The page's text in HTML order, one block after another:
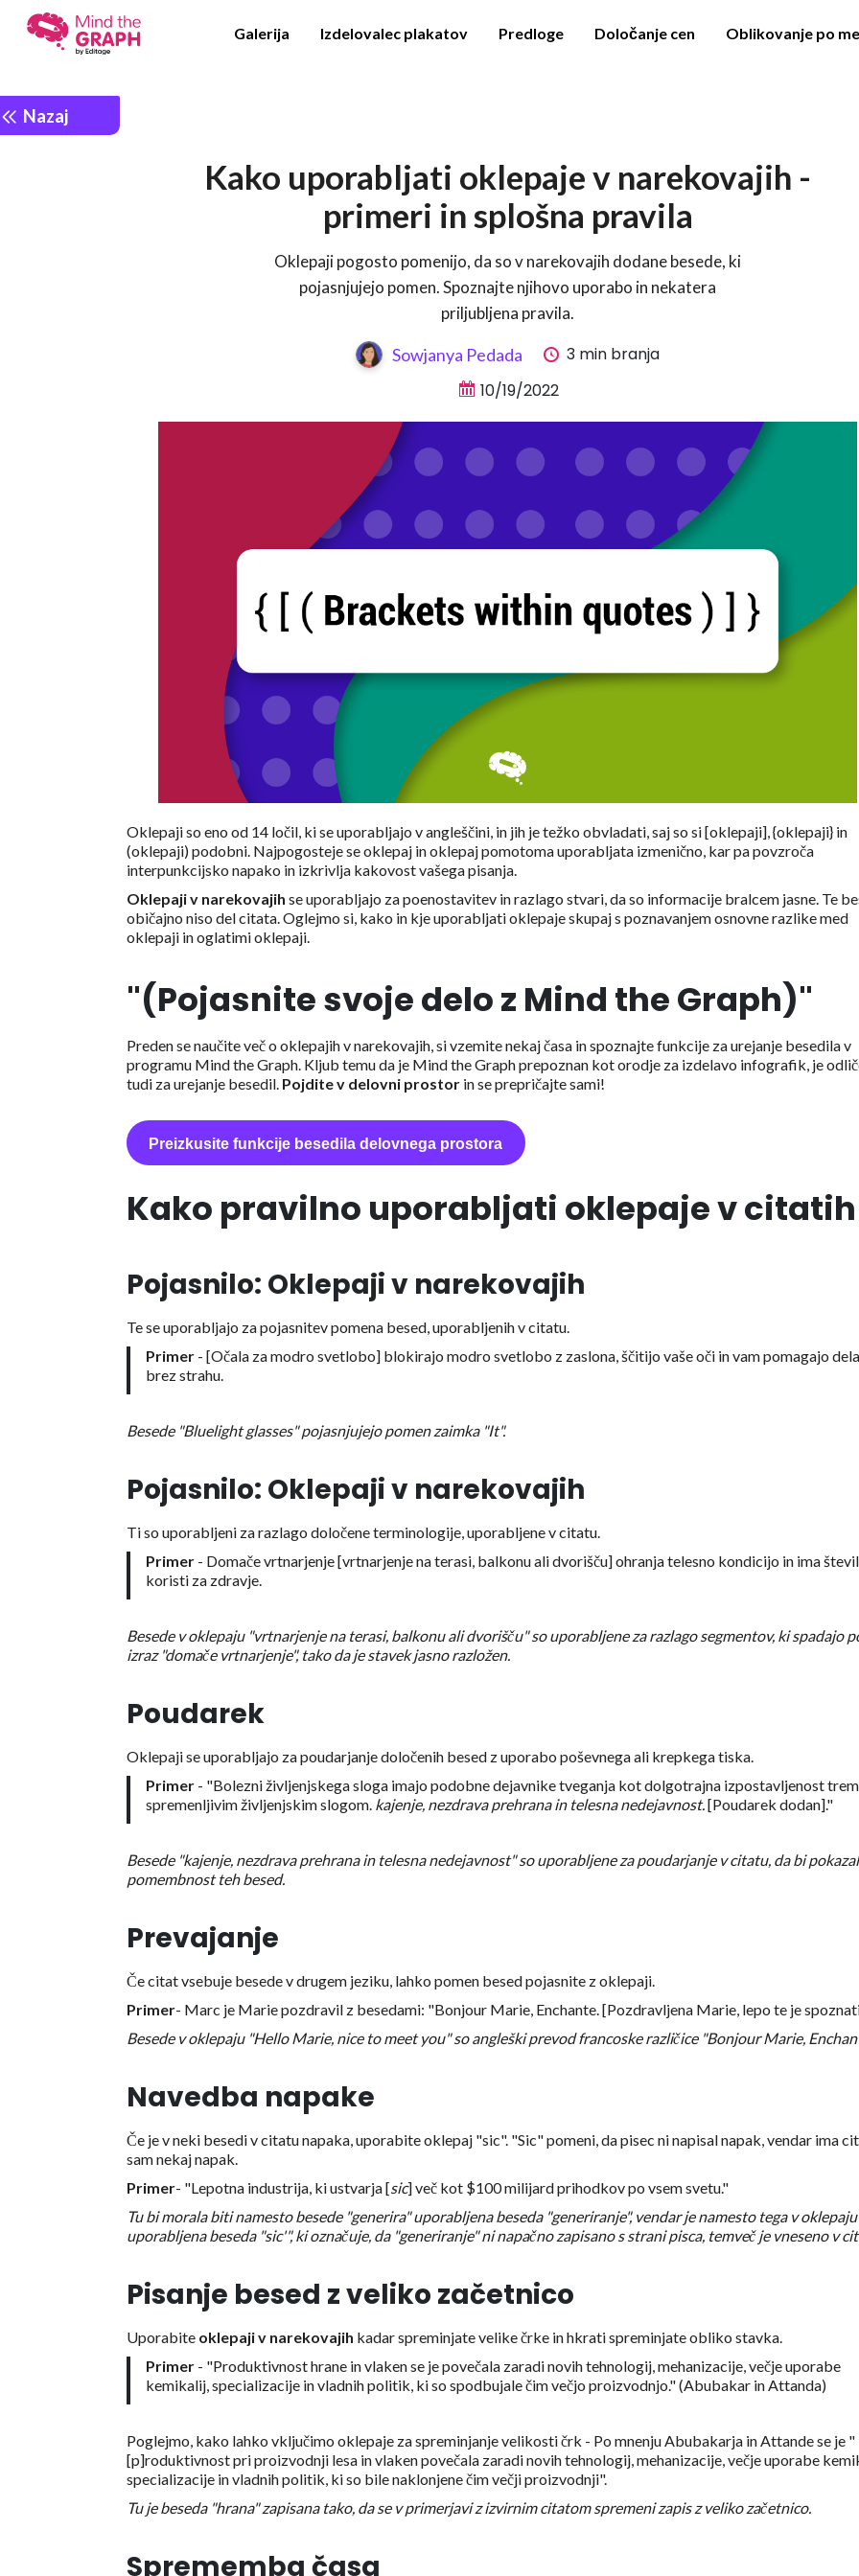
Galerija Izdelovalec plakatov Predloge Določanje cen Oblikovanje po
Nazaj
Kako uporabljati oklepaje v narekovajih -
primeri in splošna pravila
Oklepaji pogosto pomenijo, da so v narekovajih dodane besede, ki
pojasnjujejo pomen. Spoznajte njihovo uporabo in nekatera
priljubljena pravila.
Sowjanya Pedada
3 min branja
10/19/2022
Oklepaji so eno od 14 ločil, ki se uporabljajo v angleščini, in jih je težko obvladati, saj so si [oklepaji], {oklepaji} in
(oklepaji) podobni. Najpogosteje se oklepaj in oklepaj pomotoma uporabljata izmenično, kar pa povzroča
interpunkcijsko napako in izkrivlja kakovost vašega pisanja.
Oklepaji v narekovajih se uporabljajo za poenostavitev in razlago stvari, da so informacije bralcem jasne. Te
običajno niso del citata. Oglejmo si, kako in kje uporabljati oklepaje skupaj s poznavanjem osnovne razlike med
oklepaji in oglatimi oklepaji.
"(Pojasnite svoje delo z Mind the Graph)"
Preden se naučite več o oklepajih v narekovajih, si vzemite nekaj časa in spoznajte funkcije za urejanje besedila v
programu Mind the Graph. Kljub temu da je Mind the Graph prepoznan kot orodje za izdelavo infografik, je
tudi za urejanje besedil. Pojdite v delovni prostor in se prepričajte sami!
Preizkusite funkcije besedila delovnega prostora
Kako pravilno uporabljati oklepaje v citatih
Pojasnilo: Oklepaji v narekovajih
Te se uporabljajo za pojasnitev pomena besed, uporabljenih v citatu.
Primer - [Očala za modro svetlobo] blokirajo modro svetlobo z zaslona, ščitijo vaše oči in vam pomagajo
brez strahu.
Besede "Bluelight glasses" pojasnjujejo pomen zaimka "It".
Pojasnilo: Oklepaji v narekovajih
Ti so uporabljeni za razlago določene terminologije, uporabljene v citatu.
Primer - Domače vrtnarjenje [vrtnarjenje na terasi, balkonu ali dvorišču] ohranja telesno kondicijo in ima
koristi za zdravje.
Besede v oklepaju "vrtnarjenje na terasi, balkonu ali dvorišču" so uporabljene za razlago segmentov, ki spadajo
izraz "domače vrtnarjenje", tako da je stavek jasno razložen.
Poudarek
Oklepaji se uporabljajo za poudarjanje določenih besed z uporabo poševnega ali krepkega tiska.
Primer - "Bolezni življenjskega sloga imajo podobne dejavnike tveganja kot dolgotrajna izpostavljenost trem
spremenljivim življenjskim slogom. kajenje, nezdrava prehrana in telesna nedejavnost.[Poudarek dodan]."
Besede "kajenje, nezdrava prehrana in telesna nedejavnost" so uporabljene za poudarjanje v citatu, da bi
pomembnost teh besed.
Prevajanje
Če citat vsebuje besede v drugem jeziku, lahko pomen besed pojasnite z oklepaji.
Primer- Marc je Marie pozdravil z besedami: "Bonjour Marie, Enchante. [Pozdravljena Marie, lepo te je
Besede v oklepaju "Hello Marie, nice to meet you" so angleški prevod francoske različice "Bonjour Marie,
Navedba napake
Če je v neki besedi v citatu napaka, uporabite oklepaj "sic". "Sic" pomeni, da pisec ni napisal napak, vendar ima
sam nekaj napak.
Primer- "Lepotna industrija, ki ustvarja [sic] več kot $100 milijard prihodkov po vsem svetu."
Tu bi morala biti namesto besede "generira" uporabljena beseda "generiranje", vendar je namesto tega v oklepaju
uporabljena beseda "sic'", ki označuje, da "generiranje" ni napačno zapisano s strani pisca, temveč je vneseno v
Pisanje besed z veliko začetnico
Uporabite oklepaji v narekovajih kadar spreminjate velike črke in hkrati spreminjate obliko stavka.
Primer - "Produktivnost hrane in vlaken se je povečala zaradi novih tehnologij, mehanizacije, večje uporabe
kemikalij, specializacije in vladnih politik, ki so spodbujale čim večjo proizvodnjo." (Abubakar in Attanda)
Poglejmo, kako lahko vključimo oklepaje za spreminjanje velikosti črk - Po mnenju Abubakarja in Attande se je "
[p]roduktivnost pri proizvodnji lesa in vlaken povečala zaradi novih tehnologij, mehanizacije, večje uporabe
specializacije in vladnih politik, ki so bile naklonjene čim večji proizvodnji".
Tu je beseda "hrana" zapisana tako, da se v primerjavi z izvirnim citatom spremeni zapis z veliko začetnico.
Sprememba časa